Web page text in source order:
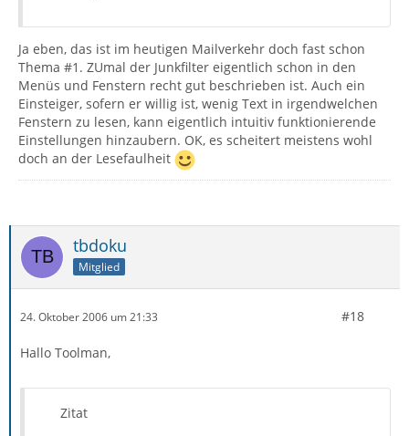
Ja eben, das ist im heutigen Mailverkehr doch fast schon
Thema #1. ZUmal der Junkfilter eigentlich schon in den
Menüs und Fenstern recht gut beschrieben ist. Auch ein
Einsteiger, sofern er willig ist, wenig Text in irgendwelchen
Fenstern zu lesen, kann eigentlich intuitiv funktionierende
Einstellungen hinzaubern. OK, es scheitert meistens wohl
doch an der Lesefaulheit
tbdoku
Mitglied
24. Oktober 2006 um 21:33 #18
Hallo Toolman,
Zitat